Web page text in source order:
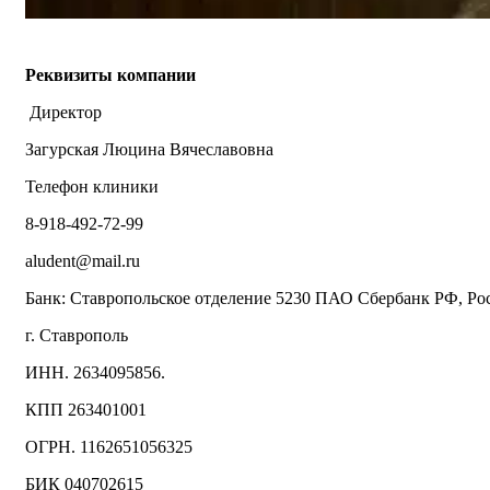
Реквизиты компании
Директор
Загурская Люцина Вячеславовна
Телефон клиники
8-918-492-72-99
aludent@mail.ru
Банк: Ставропольское отделение 5230 ПАО Сбербанк РФ,
г. Ставрополь
ИНН. 2634095856.
КПП 263401001
ОГРН. 1162651056325
БИК 040702615